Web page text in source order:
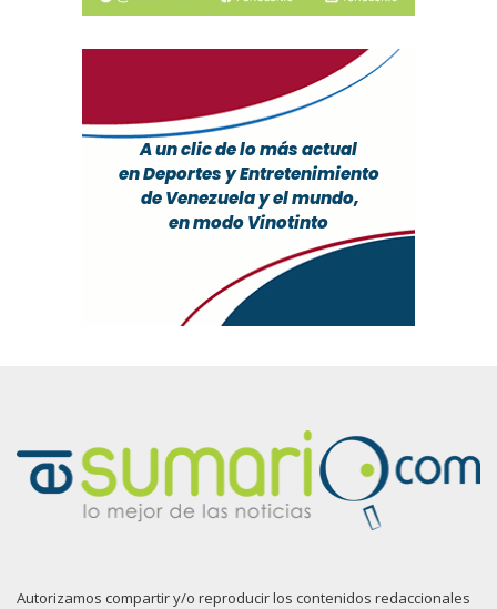
Autorizamos compartir y/o reproducir los contenidos redaccionales